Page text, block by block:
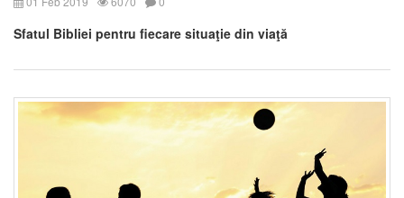
Sfatul Bibliei pentru fiecare situaţie din viaţă